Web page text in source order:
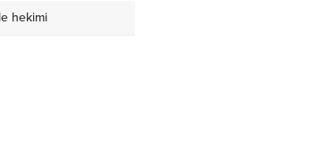
hekimi